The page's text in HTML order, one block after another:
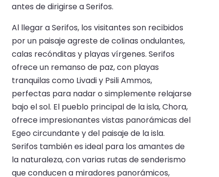
antes de dirigirse a Serifos.
Al llegar a Serifos, los visitantes son recibidos
por un paisaje agreste de colinas ondulantes,
calas recónditas y playas vírgenes. Serifos
ofrece un remanso de paz, con playas
tranquilas como Livadi y Psili Ammos,
perfectas para nadar o simplemente relajarse
bajo el sol. El pueblo principal de la isla, Chora,
ofrece impresionantes vistas panorámicas del
Egeo circundante y del paisaje de la isla.
Serifos también es ideal para los amantes de
la naturaleza, con varias rutas de senderismo
que conducen a miradores panorámicos,